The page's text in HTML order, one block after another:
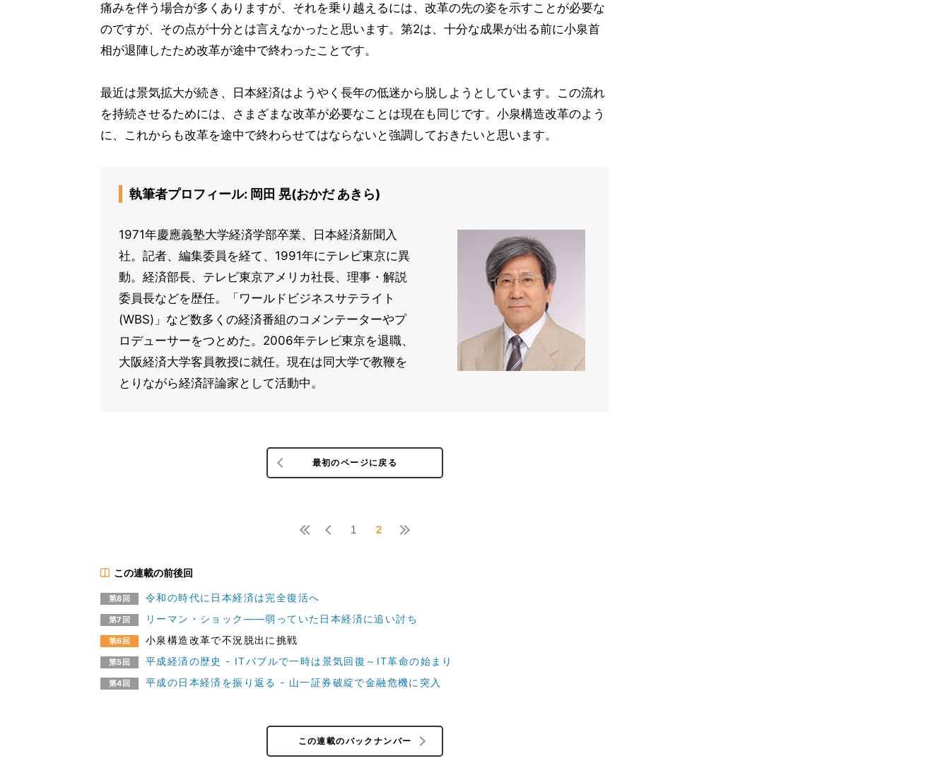
痛みを伴う場合が多くありますが、それを乗り越えるには、改革の先の姿を示すことが必要な
のですが、その点が十分とは言えなかったと思います。第2は、十分な成果が出る前に小泉首
相が退陣したため改革が途中で終わったことです。
最近は景気拡大が続き、日本経済はようやく長年の低迷から脱しようとしています。この流れ
を持続させるためには、さまざまな改革が必要なことは現在も同じです。小泉構造改革のよう
に、これからも改革を途中で終わらせてはならないと強調しておきたいと思います。
執筆者プロフィール: 岡田 晃(おかだ あきら)
1971年慶應義塾大学経済学部卒業、日本経済新聞入
社。記者、編集委員を経て、1991年にテレビ東京に異
動。経済部長、テレビ東京アメリカ社長、理事・解説
委員長などを歴任。「ワールドビジネスサテライト
(WBS)」など数多くの経済番組のコメンテーターやプ
ロデューサーをつとめた。2006年テレビ東京を退職、
大阪経済大学客員教授に就任。現在は同大学で教鞭を
とりながら経済評論家として活動中。
最初のページに戻る
1 2
この連載の前後回
第8回 令和の時代に日本経済は完全復活へ
第7回 リーマン・ショック――弱っていた日本経済に追い討ち
第6回 小泉構造改革で不況脱出に挑戦
第5回 平成経済の歴史 - ITバブルで一時は景気回復～IT革命の始まり
第4回 平成の日本経済を振り返る - 山一証券破綻で金融危機に突入
この連載のバックナンバー